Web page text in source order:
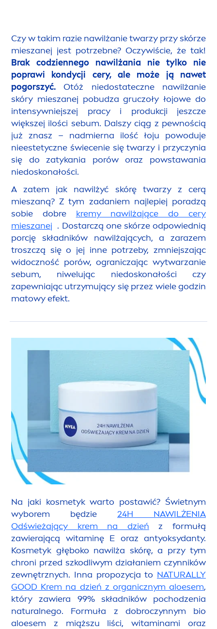
Czy w takim razie nawilżanie twarzy przy skórze
mieszanej jest potrzebne? Oczywiście, że tak!
Brak codziennego nawilżania nie tylko nie
poprawi kondycji cery, ale może ją nawet
pogorszyć. Otóż niedostateczne nawilżanie
skóry mieszanej pobudza gruczoły łojowe do
intensywniejszej pracy i produkcji jeszcze
większej ilości sebum. Dalszy ciąg z pewnością
już znasz – nadmierna ilość łoju powoduje
nieestetyczne świecenie się twarzy i przyczynia
się do zatykania porów oraz powstawania
niedoskonałości.
A zatem jak nawilżyć skórę twarzy z cerą
mieszaną? Z tym zadaniem najlepiej poradzą
sobie dobre kremy nawilżające do cery
mieszanej . Dostarczą one skórze odpowiednią
porcję składników nawilżających, a zarazem
troszczą się o jej inne potrzeby, zmniejszając
widoczność porów, ograniczając wytwarzanie
sebum, niwelując niedoskonałości czy
zapewniając utrzymujący się przez wiele godzin
matowy efekt.
Na jaki kosmetyk warto postawić? Świetnym
wyborem będzie 24H NAWILŻENIA
Odświeżający krem na dzień z formułą
zawierającą witaminę E oraz antyoksydanty.
Kosmetyk głęboko nawilża skórę, a przy tym
chroni przed szkodliwym działaniem czynników
zewnętrznych. Inna propozycja to NATURALLY
GOOD Krem na dzień z organicznym aloesem,
który zawiera 99% składników pochodzenia
naturalnego. Formuła z dobroczynnym bio
aloesem z miąższu liści, witaminami oraz